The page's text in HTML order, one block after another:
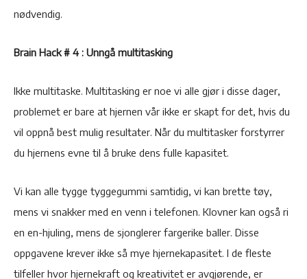
nødvendig.
Brain Hack # 4 : Unngå multitasking
Ikke multitaske. Multitasking er noe vi alle gjør i disse dager,
problemet er bare at hjernen vår ikke er skapt for det, hvis du
vil oppnå best mulig resultater. Når du multitasker forstyrrer
du hjernens evne til å bruke dens fulle kapasitet.
Vi kan alle tygge tyggegummi samtidig, vi kan brette tøy,
mens vi snakker med en venn i telefonen. Klovner kan også ri
en en-hjuling, mens de sjonglerer fargerike baller. Disse
oppgavene krever ikke så mye hjernekapasitet. I de fleste
tilfeller hvor hjernekraft og kreativitet er avgjørende, er